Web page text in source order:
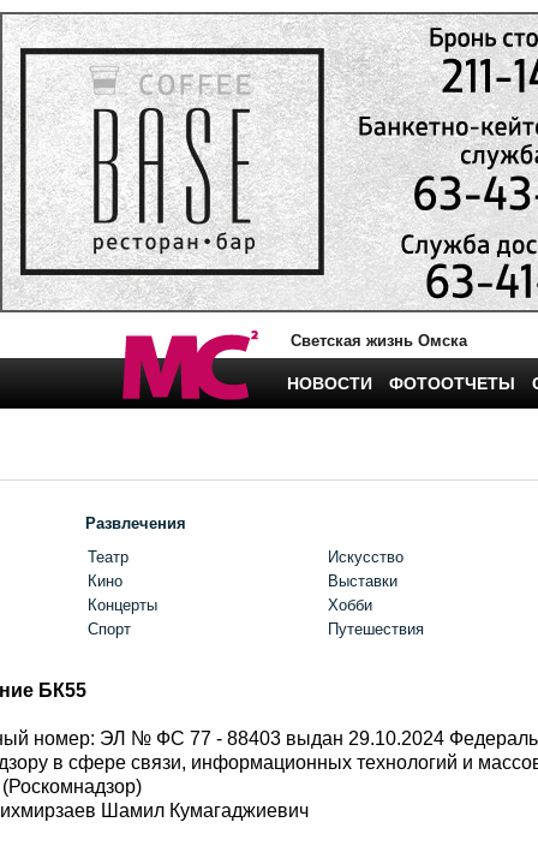
Светская жизнь Омска
НОВОСТИ ФОТООТЧЕТЫ
Развлечения
Театр
Кино
Концерты
Спорт
Искусство
Выставки
Хобби
Путешествия
БК55
номер: ЭЛ № ФС 77 - 88403 выдан 29.10.2024
в сфере связи, информационных технологий и
Шамил Кумагаджиевич